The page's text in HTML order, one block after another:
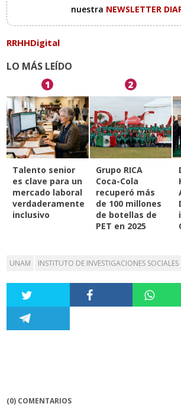
nuestra NEWSLETTER
RRHHDigital
LO MÁS LEÍDO
1
Talento senior
es clave para un
mercado laboral
verdaderamente
inclusivo
2
Grupo RICA
Coca-Cola
recuperó más
de 100 millones
de botellas de
PET en 2025
UNAM INSTITUTO DE INVESTIGACIONES SOCIALES
(0) COMENTARIOS